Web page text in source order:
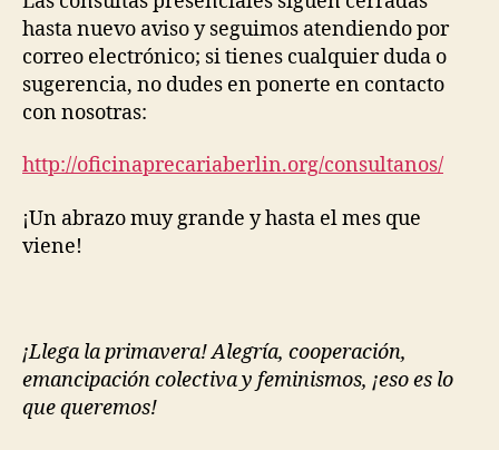
hasta nuevo aviso y seguimos atendiendo por
correo electrónico; si tienes cualquier duda o
sugerencia, no dudes en ponerte en contacto
con nosotras:
http://oficinaprecariaberlin.org/consultanos/
¡Un abrazo muy grande y hasta el mes que
viene!
¡Llega la primavera! Alegría, cooperación,
emancipación colectiva y feminismos, ¡eso es lo
que queremos!